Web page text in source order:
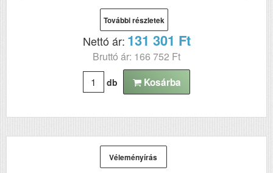
Első fekete nyomat
elkészítési ideje (mp)
ADF (automatikus lapolvasó)
DADF (automatikus
kétoldalas lapolvasás)
USB
Duplex
Súly (kg)
Papír méret
További részletek
Nettó ár: 131 301 Ft
Bruttó ár: 166 752 Ft
db Kosárba
Véleményírás